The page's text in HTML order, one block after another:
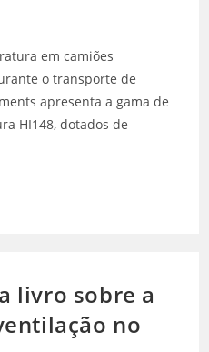
em camiões
o transporte de
apresenta a gama de
HI148, dotados de
livro sobre a
no